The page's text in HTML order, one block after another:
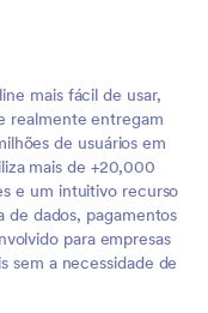
mais fácil de usar,
realmente entregam
de usuários em
mais de +20,000
e um intuitivo recurso
de dados, pagamentos
para empresas
sem a necessidade de